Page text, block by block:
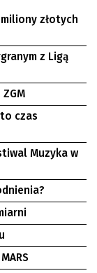
złotych
z Ligą
czas
Muzyka w